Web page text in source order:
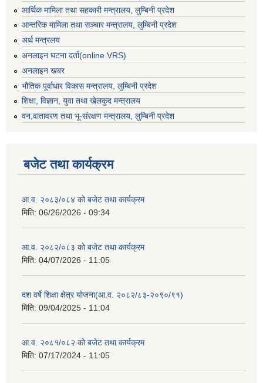
आर्थिक मामिला तथा सहकारी मन्त्रालय, लुम्बिनी प्रदेश
आन्तरिक मामिला तथा सञ्चार मन्त्रालय, लुम्बिनी प्रदेश
अर्थ मन्त्रलय
अनलाइन घटना दर्ता(online VRS)
अनलाइन खबर
भौतिक पूर्वाधार विकास मन्त्रालय, लुम्बिनी प्रदेश
शिक्षा, विज्ञान, युवा तथा खेलकुद मन्‍‍त्रालय
वन,वातावरण तथा भू-संरक्षण मन्त्रालय, लुम्बिनी प्रदेश
बजेट तथा कार्यक्रम
आ.व. २०८३/०८४ को बजेट तथा कार्यक्रम
मिति: 06/26/2026 - 09:34
आ.व. २०८२/०८३ को बजेट तथा कार्यक्रम
मिति: 04/07/2026 - 11:05
दश वर्षे शिक्षा क्षेत्र योजना(आ.व. २०८२/८३-२०९०/९१)
मिति: 09/04/2025 - 11:04
आ.व. २०८१/०८२ को बजेट तथा कार्यक्रम
मिति: 07/17/2024 - 11:05